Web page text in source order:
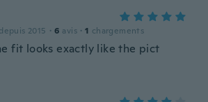
2015 · 6 avis · 1 chargements
fit looks exactly like the pict